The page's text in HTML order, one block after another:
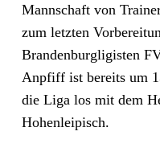
Mannschaft von
zum letzten
Brandenburgligisten
Anpfiff ist bereits um
die Liga los mit dem
Hohenleipisch.